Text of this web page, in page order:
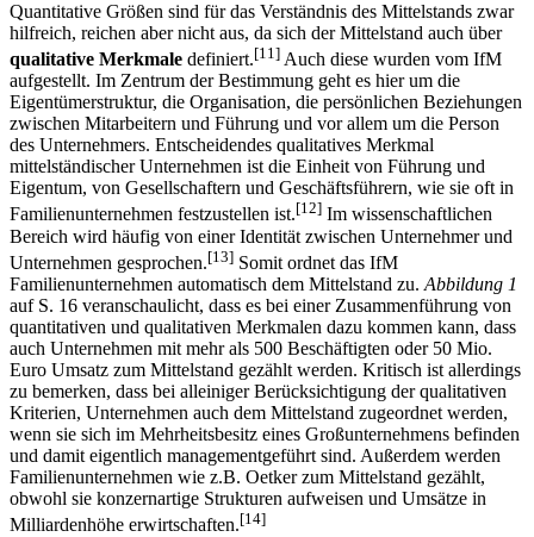
Quantitative Größen sind für das Verständnis des Mittelstands zwar
hilfreich, reichen aber nicht aus, da sich der Mittelstand auch über
qualitative Merkmale definiert.[11] Auch diese wurden vom IfM
aufgestellt. Im Zentrum der Bestimmung geht es hier um die
Eigentümerstruktur, die Organisation, die persönlichen Beziehungen
zwischen Mitarbeitern und Führung und vor allem um die Person
des Unternehmers. Entscheidendes qualitatives Merkmal
mittelständischer Unternehmen ist die Einheit von Führung und
Eigentum, von Gesellschaftern und Geschäftsführern, wie sie oft in
Familienunternehmen festzustellen ist.[12] Im wissenschaftlichen
Bereich wird häufig von einer Identität zwischen Unternehmer und
Unternehmen gesprochen.[13] Somit ordnet das IfM
Familienunternehmen automatisch dem Mittelstand zu. Abbildung 1
auf S. 16 veranschaulicht, dass es bei einer Zusammenführung von
quantitativen und qualitativen Merkmalen dazu kommen kann, dass
auch Unternehmen mit mehr als 500 Beschäftigten oder 50 Mio.
Euro Umsatz zum Mittelstand gezählt werden. Kritisch ist allerdings
zu bemerken, dass bei alleiniger Berücksichtigung der qualitativen
Kriterien, Unternehmen auch dem Mittelstand zugeordnet werden,
wenn sie sich im Mehrheitsbesitz eines Großunternehmens befinden
und damit eigentlich managementgeführt sind. Außerdem werden
Familienunternehmen wie z.B. Oetker zum Mittelstand gezählt,
obwohl sie konzernartige Strukturen aufweisen und Umsätze in
Milliardenhöhe erwirtschaften.[14]